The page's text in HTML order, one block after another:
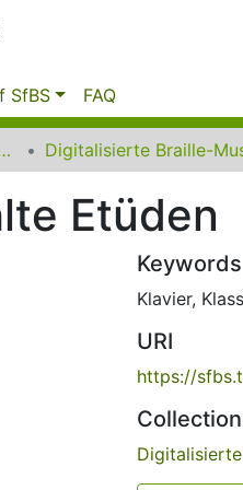
SfBS FAQ
der UB Dortmund
Etüden
Keywords
Klavier,
URI
https://